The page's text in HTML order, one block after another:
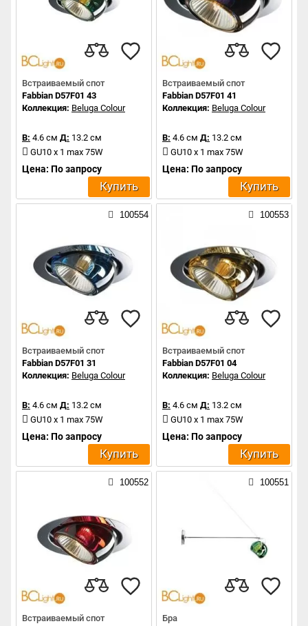
Встраиваемый спот
Fabbian D57F01 43
Коллекция: Beluga Colour
В: 4.6 см Д: 13.2 см
GU10 x 1 max 75W
Цена: По запросу
Купить
Встраиваемый спот
Fabbian D57F01 41
Коллекция: Beluga Colour
В: 4.6 см Д: 13.2 см
GU10 x 1 max 75W
Цена: По запросу
Купить
100554
Встраиваемый спот
Fabbian D57F01 31
Коллекция: Beluga Colour
В: 4.6 см Д: 13.2 см
GU10 x 1 max 75W
Цена: По запросу
Купить
100553
Встраиваемый спот
Fabbian D57F01 04
Коллекция: Beluga Colour
В: 4.6 см Д: 13.2 см
GU10 x 1 max 75W
Цена: По запросу
Купить
100552
Встраиваемый спот
100551
Бра